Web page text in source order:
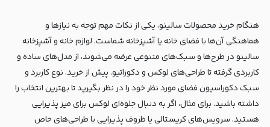
هنگام خرید محصولات سالینو، یکی از نکات مهم توجه به نیازها و
هماهنگی آن‌ها با فضای خانه یا آشپزخانه شماست. لوازم خانه و آشپزخانه
سالینو در طرح‌ها و سبک‌های متنوعی عرضه می‌شوند، از مدل‌های ساده و
کاربردی گرفته تا طراحی‌های لوکس و دکوراتیو. پیش از خرید، نوع کاربرد و
سبک دکوراسیون فضای مورد نظر خود را در نظر بگیرید تا بهترین انتخاب را
داشته باشید. برای مثال، اگر به دنبال جلوه‌ای لوکس برای میز پذیرایی
هستید، سرویس‌های کریستالی یا ظروف پذیرایی با طراحی‌های خاص